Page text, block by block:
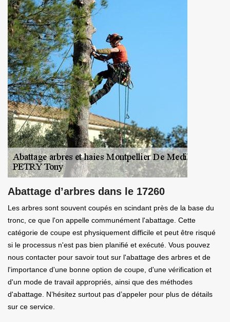
Abattage d’arbres dans le 17260
Les arbres sont souvent coupés en scindant près de la base du
tronc, ce que l'on appelle communément l'abattage. Cette
catégorie de coupe est physiquement difficile et peut être risqué
si le processus n'est pas bien planifié et exécuté. Vous pouvez
nous contacter pour savoir tout sur l'abattage des arbres et de
l'importance d'une bonne option de coupe, d'une vérification et
d'un mode de travail appropriés, ainsi que des méthodes
d'abattage. N’hésitez surtout pas d’appeler pour plus de détails
sur ce service.